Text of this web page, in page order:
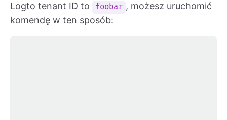
Logto tenant ID to
foobar , możesz uruchomić
komendę w ten sposób: